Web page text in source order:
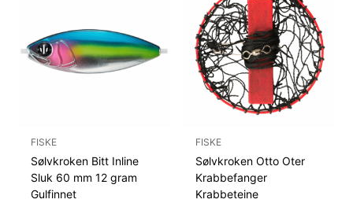
FISKE
Sølvkroken Bitt Inline
Sluk 60 mm 12 gram
Gulfinnet
FISKE
Sølvkroken Otto Oter
Krabbefanger
Krabbeteine